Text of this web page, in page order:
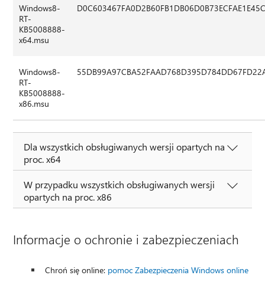
Windows8-
RT-
KB5008888-
x64.msu
Windows8-
RT-
KB5008888-
x86.msu
Dla wszystkich obsługiwanych wersji opartych na
proc. x64
W przypadku wszystkich obsługiwanych wersji
opartych na proc. x86
Informacje o ochronie i zabezpieczeniach
Chroń się online: pomoc Zabezpieczenia Windows online